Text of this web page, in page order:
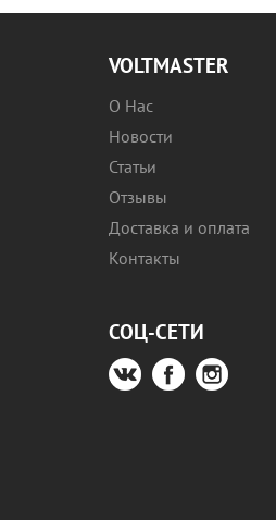
VOLTMASTER
О Нас
Новости
Статьи
Отзывы
Доставка и оплата
Контакты
СОЦ-СЕТИ